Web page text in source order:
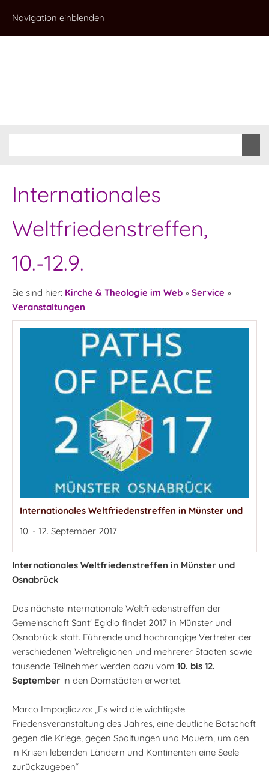
Navigation einblenden
Internationales
Weltfriedenstreffen,
10.-12.9.
Sie sind hier: Kirche & Theologie im Web » Service »
Veranstaltungen
Internationales Weltfriedenstreffen in Münster und
10. - 12. September 2017
Internationales Weltfriedenstreffen in Münster und
Osnabrück
Das nächste internationale Weltfriedenstreffen der
Gemeinschaft Sant' Egidio findet 2017 in Münster und
Osnabrück statt. Führende und hochrangige Vertreter der
verschiedenen Weltreligionen und mehrerer Staaten sowie
tausende Teilnehmer werden dazu vom 10. bis 12.
September in den Domstädten erwartet.
Marco Impagliazzo: „Es wird die wichtigste
Friedensveranstaltung des Jahres, eine deutliche Botschaft
gegen die Kriege, gegen Spaltungen und Mauern, um den
in Krisen lebenden Ländern und Kontinenten eine Seele
zurückzugeben“